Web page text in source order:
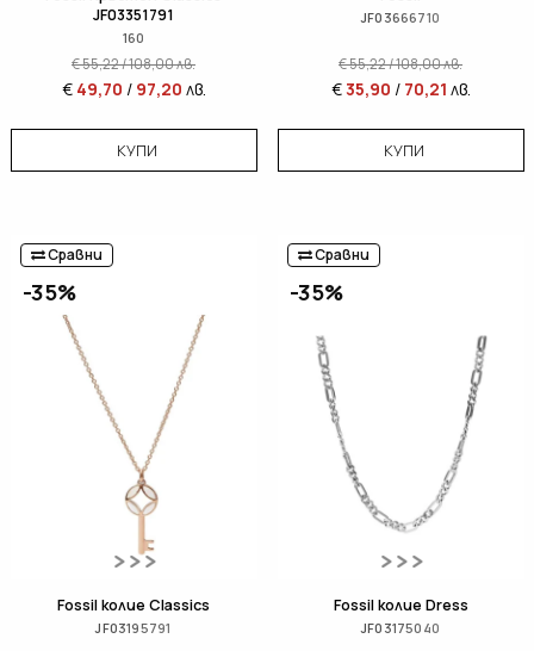
JF03351791
160
€55,22/108,00лв.
€ 49,70 / 97,20 лв.
КУПИ
JF03666710
€55,22/108,00лв.
€35,90 / 70,21 лв.
КУПИ
Сравни
-35%
Fossil колие Classics
JF03195791
Сравни
-35%
Fossil колие Dress
JF03175040